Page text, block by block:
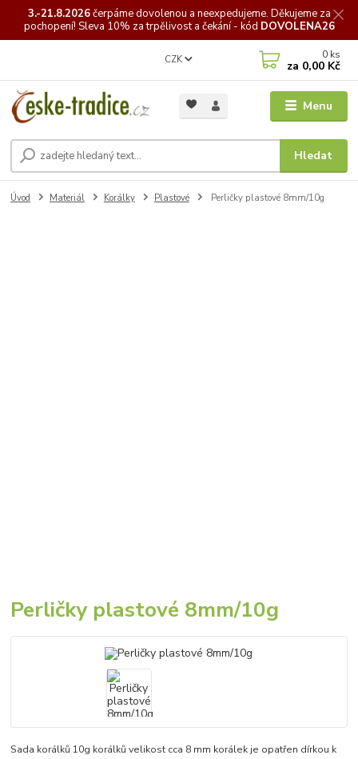
3.-21.8.2026čerpámedovolenou a neexpedujeme. Děkujeme za
pochopení! Sleva 10% za trpělivost a čekání - kód DOVOLENA26
Menu
CZK
Hledat
0 ks
za 0,00 Kč
Úvod Materiál Korálky Plastové Perličky plastové 8mm/10g
Perličky plastové 8mm/10g
Sada korálků 10g korálků velikost cca 8 mm korálek je opatřen dírkou k